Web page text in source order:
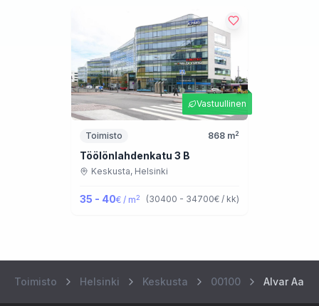
Vastuullinen
Toimisto 868 m2
Töölönlahdenkatu 3 B
Keskusta, Helsinki
35 - 40€ / m2 (30400 - 34700€ / kk)
Toimisto Helsinki Keskusta 00100 Alvar